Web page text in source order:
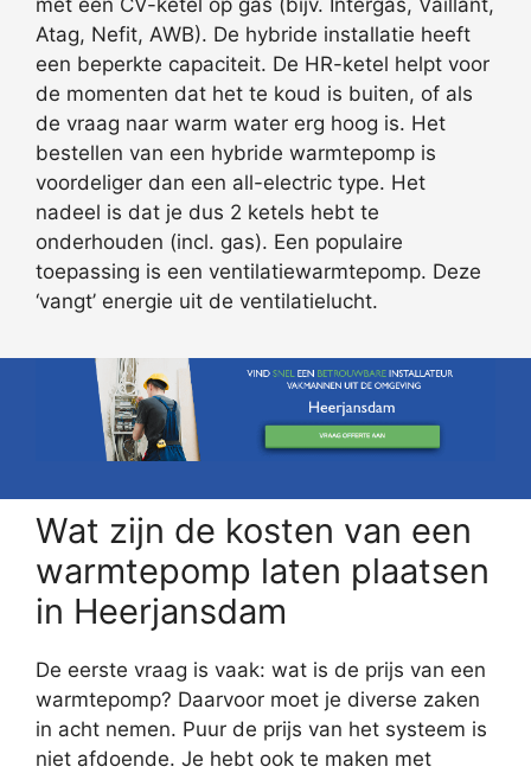
met een CV-ketel op gas (bijv. Intergas, Vaillant,
Atag, Nefit, AWB). De hybride installatie heeft
een beperkte capaciteit. De HR-ketel helpt voor
de momenten dat het te koud is buiten, of als
de vraag naar warm water erg hoog is. Het
bestellen van een hybride warmtepomp is
voordeliger dan een all-electric type. Het
nadeel is dat je dus 2 ketels hebt te
onderhouden (incl. gas). Een populaire
toepassing is een ventilatiewarmtepomp. Deze
‘vangt’ energie uit de ventilatielucht.
Wat zijn de kosten van een
warmtepomp laten plaatsen
in Heerjansdam
De eerste vraag is vaak: wat is de prijs van een
warmtepomp? Daarvoor moet je diverse zaken
in acht nemen. Puur de prijs van het systeem is
niet afdoende. Je hebt ook te maken met